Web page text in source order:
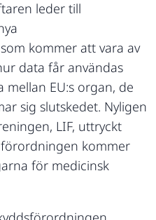
leder till
kommer att vara av
data får användas
mellan EU:s organ, de
sig slutskedet. Nyligen
LIF, uttryckt
kommer
för medicinsk